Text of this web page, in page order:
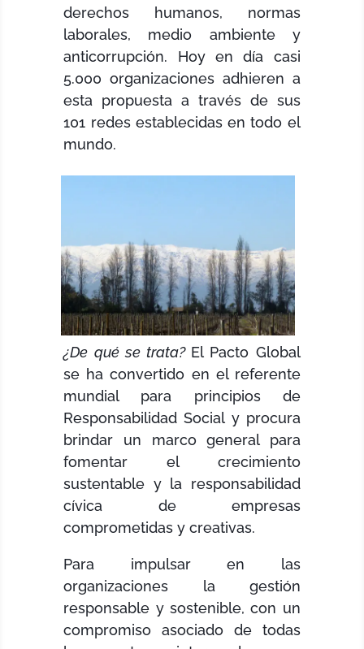
derechos humanos, normas
laborales, medio ambiente y
anticorrupción. Hoy en día casi
5.000 organizaciones adhieren a
esta propuesta a través de sus
101 redes establecidas en todo el
mundo.
¿De qué se trata? El Pacto Global
se ha convertido en el referente
mundial para principios de
Responsabilidad Social y procura
brindar un marco general para
fomentar el crecimiento
sustentable y la responsabilidad
cívica de empresas
comprometidas y creativas.
Para impulsar en las
organizaciones la gestión
responsable y sostenible, con un
compromiso asociado de todas